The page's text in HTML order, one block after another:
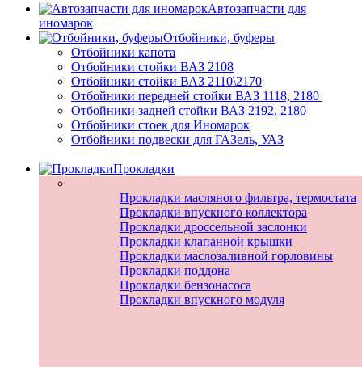
Автозапчасти для
иномарок
Отбойники, буферы
Отбойники капота
Отбойники стойки ВАЗ 2108
Отбойники стойки ВАЗ 2110\2170
Отбойники передней стойки ВАЗ 1118, 2180
Отбойники задней стойки ВАЗ 2192, 2180
Отбойники стоек для Иномарок
Отбойники подвески для ГАЗель, УАЗ
Прокладки
Прокладки масляного фильтра, термостата
Прокладки впускного коллектора
Прокладки дроссельной заслонки
Прокладки клапанной крышки
Прокладки маслозаливной горловины
Прокладки поддона
Прокладки бензонасоса
Прокладки впускного модуля